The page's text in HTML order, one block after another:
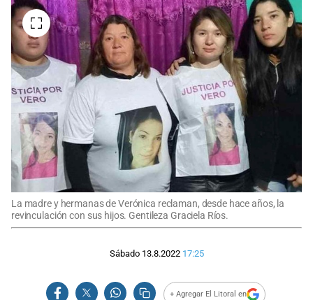
La madre y hermanas de Verónica reclaman, desde hace años, la
revinculación con sus hijos. Gentileza Graciela Ríos.
Sábado 13.8.2022 17:25
+ Agregar El Litoral en